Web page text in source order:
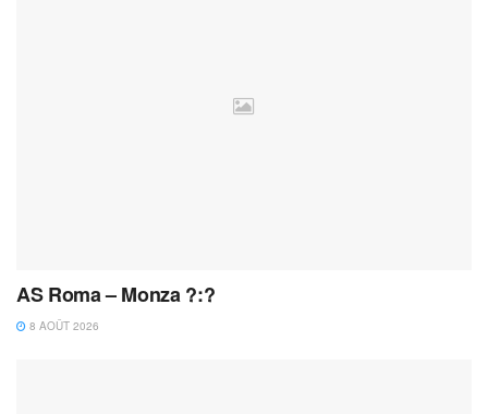
AS Roma – Monza ?:?
8 AOÛT 2026